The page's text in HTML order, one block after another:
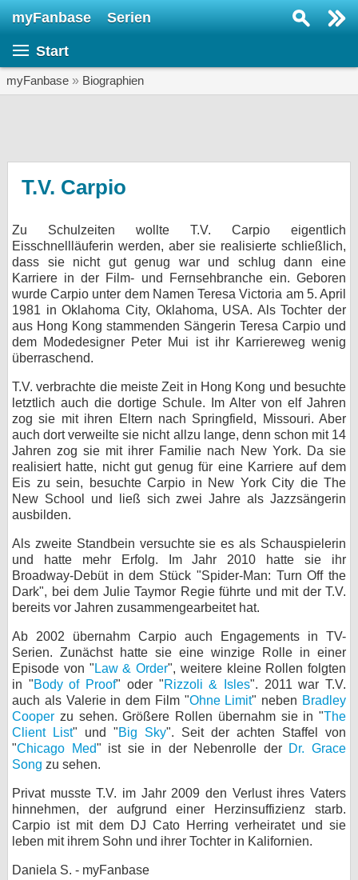
myFanbase Serien
Start
myFanbase » Biographien
T.V. Carpio
Zu Schulzeiten wollte T.V. Carpio eigentlich
Eisschnellläuferin werden, aber sie realisierte schließlich,
dass sie nicht gut genug war und schlug dann eine
Karriere in der Film- und Fernsehbranche ein. Geboren
wurde Carpio unter dem Namen Teresa Victoria am 5. April
1981 in Oklahoma City, Oklahoma, USA. Als Tochter der
aus Hong Kong stammenden Sängerin Teresa Carpio und
dem Modedesigner Peter Mui ist ihr Karriereweg wenig
überraschend.
T.V. verbrachte die meiste Zeit in Hong Kong und besuchte
letztlich auch die dortige Schule. Im Alter von elf Jahren
zog sie mit ihren Eltern nach Springfield, Missouri. Aber
auch dort verweilte sie nicht allzu lange, denn schon mit 14
Jahren zog sie mit ihrer Familie nach New York. Da sie
realisiert hatte, nicht gut genug für eine Karriere auf dem
Eis zu sein, besuchte Carpio in New York City die The
New School und ließ sich zwei Jahre als Jazzsängerin
ausbilden.
Als zweite Standbein versuchte sie es als Schauspielerin
und hatte mehr Erfolg. Im Jahr 2010 hatte sie ihr
Broadway-Debüt in dem Stück "Spider-Man: Turn Off the
Dark", bei dem Julie Taymor Regie führte und mit der T.V.
bereits vor Jahren zusammengearbeitet hat.
Ab 2002 übernahm Carpio auch Engagements in TV-
Serien. Zunächst hatte sie eine winzige Rolle in einer
Episode von " Law & Order", weitere kleine Rollen folgten
in "Body of Proof" oder "Rizzoli & Isles". 2011 war T.V.
auch als Valerie in dem Film "Ohne Limit" neben Bradley
Cooper zu sehen. Größere Rollen übernahm sie in "The
Client List" und "Big Sky". Seit der achten Staffel von
"Chicago Med" ist sie in der Nebenrolle der Dr. Grace
Song zu sehen.
Privat musste T.V. im Jahr 2009 den Verlust ihres Vaters
hinnehmen, der aufgrund einer Herzinsuffizienz starb.
Carpio ist mit dem DJ Cato Herring verheiratet und sie
leben mit ihrem Sohn und ihrer Tochter in Kalifornien.
Daniela S. - myFanbase
KULTUR
Specials
SERVICE
Gewinnspiele
Forum
bei X
bei Facebook
Kontakt
Nutzungsbedingungen
Datenschutz
Cookie-Einstellungen
Impressum
Desktop-Ansicht
myFanbase